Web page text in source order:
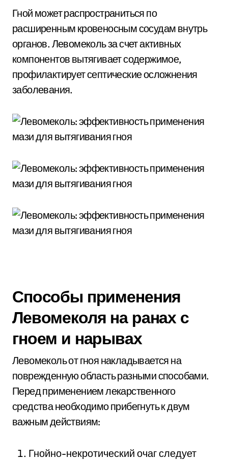
Гной может распространиться по
расширенным кровеносным сосудам внутрь
органов. Левомеколь за счет активных
компонентов вытягивает содержимое,
профилактирует септические осложнения
заболевания.
Способы применения
Левомеколя на ранах с
гноем и нарывах
Левомеколь от гноя накладывается на
поврежденную область разными способами.
Перед применением лекарственного
средства необходимо прибегнуть к двум
важным действиям:
Гнойно-некротический очаг следует